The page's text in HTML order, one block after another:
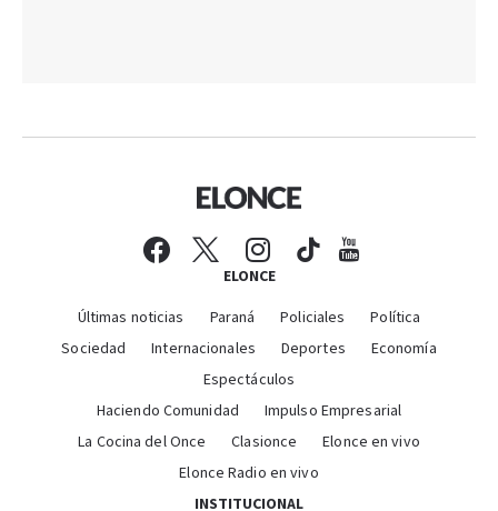
ELONCE
Últimas noticias Paraná Policiales
Política
Sociedad
Internacionales Deportes
Economía
Espectáculos
Haciendo Comunidad
Impulso Empresarial
La Cocina del Once
Clasionce
Elonce en vivo
Elonce Radio en vivo
INSTITUCIONAL